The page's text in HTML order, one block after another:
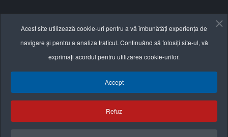
Politica de confidențialitate
Acest site utilizează cookie-uri pentru a vă îmbunătăți experiența de
navigare și pentru a analiza traficul. Continuând să folosiți site-ul, vă
exprimați acordul pentru utilizarea cookie-urilor.
Accept
Refuz